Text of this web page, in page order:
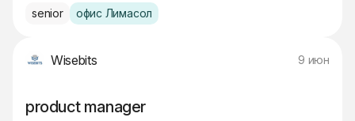
senior офис Лимасол
Wisebits 9 июн
product manager